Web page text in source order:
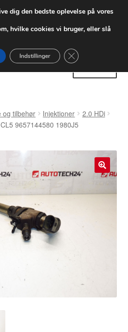
fra 55 kr.
forsendelse
og tilbehør Injektioner
2.0 HDi
9657144580 1980J5
🔍
dig den bedste oplevelse på vores
hvilke cookies vi bruger, eller slå
Indstillinger Close GDPR